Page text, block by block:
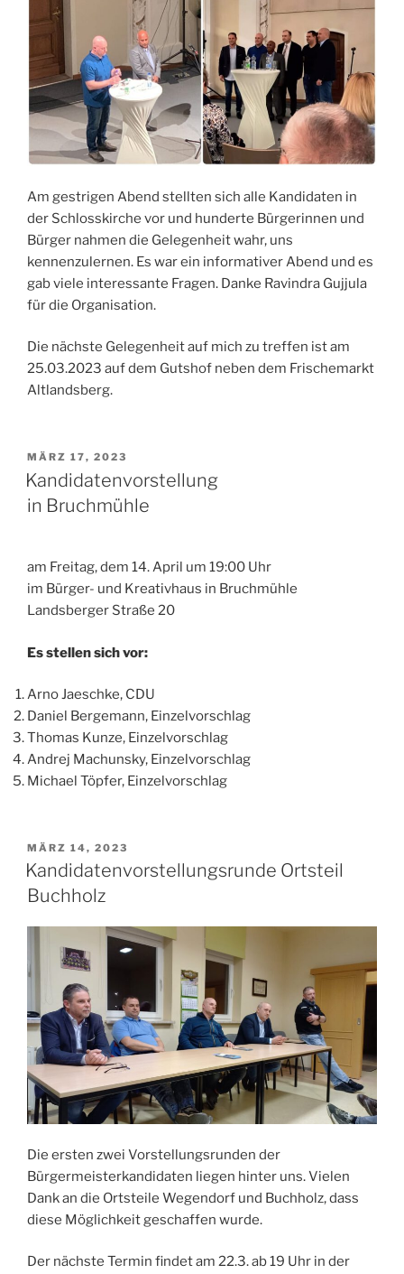
Am gestrigen Abend stellten sich alle Kandidaten in
der Schlosskirche vor und hunderte Bürgerinnen und
Bürger nahmen die Gelegenheit wahr, uns
kennenzulernen. Es war ein informativer Abend und es
gab viele interessante Fragen. Danke Ravindra Gujjula
für die Organisation.
Die nächste Gelegenheit auf mich zu treffen ist am
25.03.2023 auf dem Gutshof neben dem Frischemarkt
Altlandsberg.
VERÖFFENTLICHT
AM
MÄRZ 17, 2023
Kandidatenvorstellung
in Bruchmühle
am Freitag, dem 14. April um 19:00 Uhr
im Bürger- und Kreativhaus in Bruchmühle
Landsberger Straße 20
Es stellen sich vor:
Arno Jaeschke, CDU
Daniel Bergemann, Einzelvorschlag
Thomas Kunze, Einzelvorschlag
Andrej Machunsky, Einzelvorschlag
Michael Töpfer, Einzelvorschlag
VERÖFFENTLICHT
AM
MÄRZ 14, 2023
Kandidatenvorstellungsrunde Ortsteil
Buchholz
Die ersten zwei Vorstellungsrunden der
Bürgermeisterkandidaten liegen hinter uns. Vielen
Dank an die Ortsteile Wegendorf und Buchholz, dass
diese Möglichkeit geschaffen wurde.
Der nächste Termin findet am 22.3. ab 19 Uhr in der